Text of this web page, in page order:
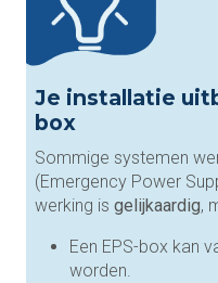
Je installatie
box
Sommige systemen
(Emergency Power
werking is gelijkaardig,
Een EPS-box kan
worden.